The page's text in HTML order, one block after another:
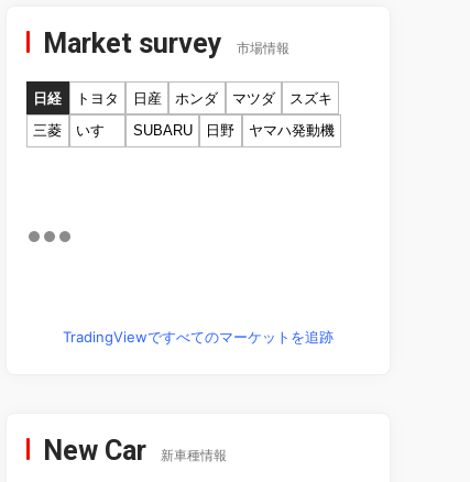
Market survey 市場情報
日経 トヨタ 日産 ホンダ マツダ
スズキ
三菱
いすゞ SUBARU 日野 ヤマハ発動機
TradingViewですべてのマーケットを追跡
New Car 新車種情報